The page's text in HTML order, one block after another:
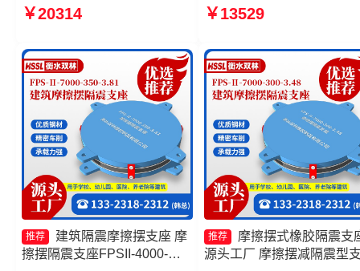
头工厂 建筑摩擦隔震支座生产
震支座厂家
￥20314
隔震摩擦摆支座生产厂家
￥13529
推荐
建筑隔震摩擦摆支座 摩
擦摆隔震支座FPSII-4000-
推荐
摩擦摆式橡胶隔震支
源头工厂 摩擦摆减隔震型